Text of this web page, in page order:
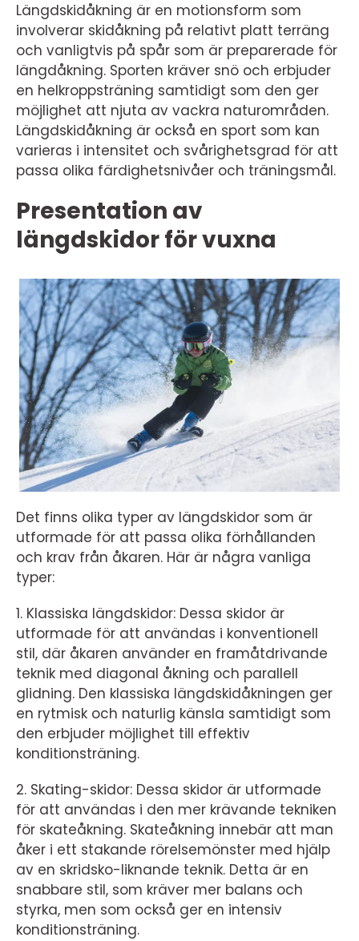
Längdskidåkning är en motionsform som
involverar skidåkning på relativt platt terräng
och vanligtvis på spår som är preparerade för
längdåkning. Sporten kräver snö och erbjuder
en helkroppsträning samtidigt som den ger
möjlighet att njuta av vackra naturområden.
Längdskidåkning är också en sport som kan
varieras i intensitet och svårighetsgrad för att
passa olika färdighetsnivåer och träningsmål.
Presentation av
längdskidor för vuxna
Det finns olika typer av längdskidor som är
utformade för att passa olika förhållanden
och krav från åkaren. Här är några vanliga
typer:
1. Klassiska längdskidor: Dessa skidor är
utformade för att användas i konventionell
stil, där åkaren använder en framåtdrivande
teknik med diagonal åkning och parallell
glidning. Den klassiska längdskidåkningen ger
en rytmisk och naturlig känsla samtidigt som
den erbjuder möjlighet till effektiv
konditionsträning.
2. Skating-skidor: Dessa skidor är utformade
för att användas i den mer krävande tekniken
för skateåkning. Skateåkning innebär att man
åker i ett stakande rörelsemönster med hjälp
av en skridsko-liknande teknik. Detta är en
snabbare stil, som kräver mer balans och
styrka, men som också ger en intensiv
konditionsträning.